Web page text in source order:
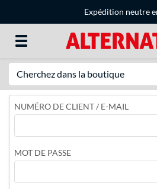
Expédition neutre
NUMÉRO DE CLIENT / E-MAIL
MOT DE PASSE